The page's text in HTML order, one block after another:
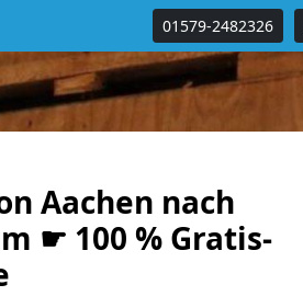
01579-2482326
Aachen nach
☛ 100 % Gratis-